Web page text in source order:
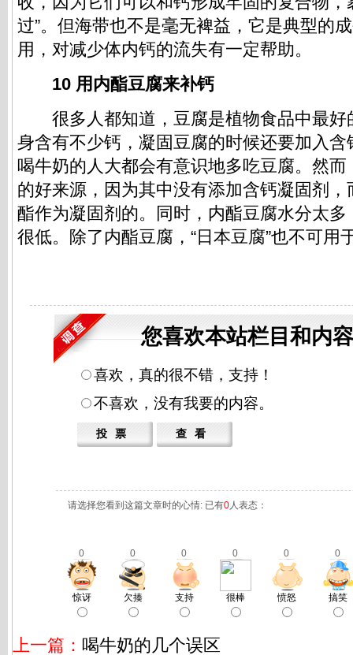
过”。但海带也不是毫无裨益，它是典型的
用，对减少体内钙的流失有一定帮助。
10 用内酯豆腐来补钙
很多人都知道，豆腐是植物食品中最好
身含有不少钙，凝固豆腐的时候还要加入
喝牛奶的人大都会有意识地多吃豆腐。然
的好来源，因为其中没有添加含钙凝固剂
酯作为凝固剂的。同时，内酯豆腐水分太
很低。除了内酯豆腐，“日本豆腐”也不可用
您喜欢本站栏目和内
喜欢，真的很不错，支持！
不喜欢，没有我要的内容。
请选择您看到这篇文章时的心情: 已有0人表态：
0 0 0 0 0 0
惊讶 欠揍 支持 很棒 愤怒 搞笑
上一篇： 喝牛奶的几个误区